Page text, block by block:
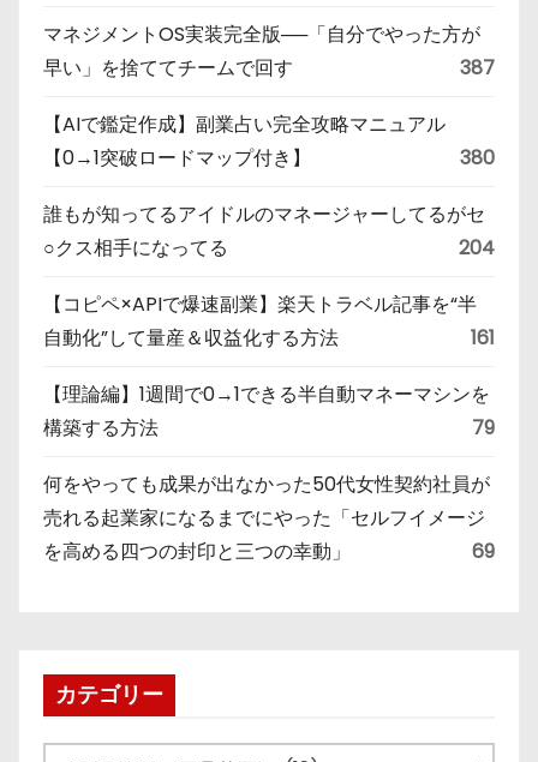
マネジメントOS実装完全版──「自分でやった方が
早い」を捨ててチームで回す
387
【AIで鑑定作成】副業占い完全攻略マニュアル
【0→1突破ロードマップ付き】
380
誰もが知ってるアイドルのマネージャーしてるがセ
○クス相手になってる
204
【コピペ×APIで爆速副業】楽天トラベル記事を“半
自動化”して量産＆収益化する方法
161
【理論編】1週間で0→1できる半自動マネーマシンを
構築する方法
79
何をやっても成果が出なかった50代女性契約社員が
売れる起業家になるまでにやった「セルフイメージ
を高める四つの封印と三つの幸動」
69
カテゴリー